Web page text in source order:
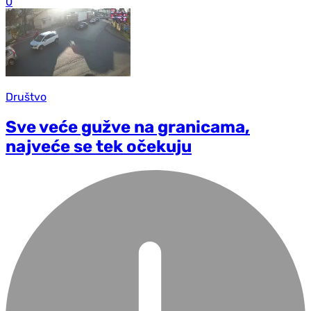
Društvo
Sve veće gužve na granicama,
najveće se tek očekuju